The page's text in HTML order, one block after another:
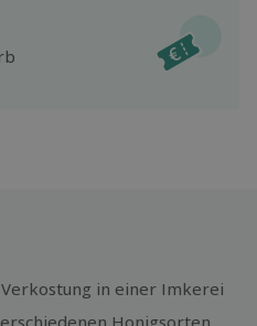
einlösbar.
in einer Imkerei
Honigsorten